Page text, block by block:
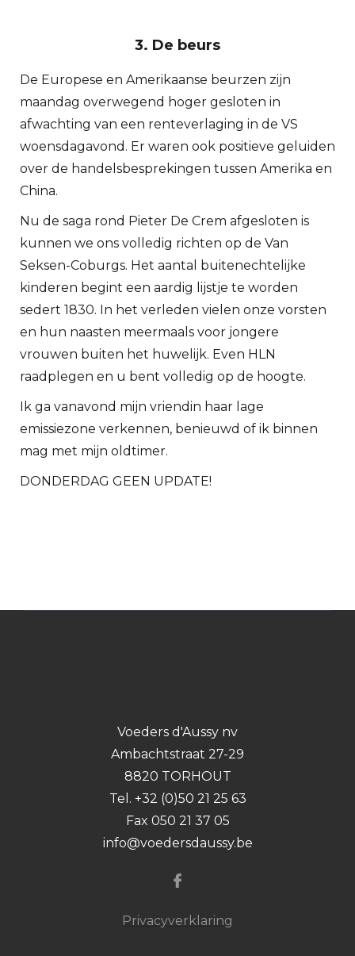
3. De beurs
De Europese en Amerikaanse beurzen zijn
maandag overwegend hoger gesloten in
afwachting van een renteverlaging in de VS
woensdagavond. Er waren ook positieve geluiden
over de handelsbesprekingen tussen Amerika en
China.
Nu de saga rond Pieter De Crem afgesloten is
kunnen we ons volledig richten op de Van
Seksen-Coburgs. Het aantal buitenechtelijke
kinderen begint een aardig lijstje te worden
sedert 1830. In het verleden vielen onze vorsten
en hun naasten meermaals voor jongere
vrouwen buiten het huwelijk. Even HLN
raadplegen en u bent volledig op de hoogte.
Ik ga vanavond mijn vriendin haar lage
emissiezone verkennen, benieuwd of ik binnen
mag met mijn oldtimer.
DONDERDAG GEEN UPDATE!
Voeders d'Aussy nv
Ambachtstraat 27-29
8820 TORHOUT
Tel. +32 (0)50 21 25 63
Fax 050 21 37 05
info@voedersdaussy.be
Privacyverklaring